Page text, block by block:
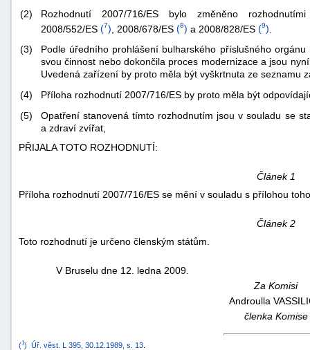
(2)
Rozhodnutí 2007/716/ES bylo změněno
2008/552/ES (7) , 2008/678/ES (8) a 2008/828/ES (9)
(3)
Podle úředního prohlášení bulharského příslušného
svou činnost nebo dokončila proces modernizace a jsou
Uvedená zařízení by proto měla být vyškrtnuta ze seznamu
(4)
Příloha rozhodnutí 2007/716/ES by proto měla být
(5)
Opatření stanovená tímto rozhodnutím jsou v souladu se
a zdraví zvířat,
PŘIJALA TOTO ROZHODNUTÍ:
Článek 1
Příloha rozhodnutí 2007/716/ES se mění v souladu s přílohou
Článek 2
Toto rozhodnutí je určeno členským státům.
V Bruselu dne 12. ledna 2009.
Za Komisi
Androulla
členka Komise
(1) Úř. věst. L 395, 30.12.1989, s. 13